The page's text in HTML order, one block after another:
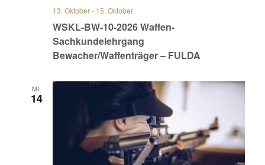
WSKL-BW-10-2026 Waffen-
Sachkundelehrgang
Bewacher/Waffenträger – FULDA
13. Oktober- 15. Oktober
MI.
14